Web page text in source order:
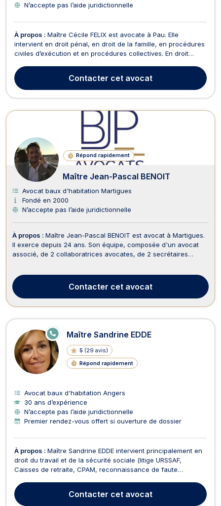
N’accepte pas l’aide juridictionnelle
À propos : Maître Cécile FELIX est avocate à Pau. Elle
intervient en droit pénal, en droit de la famille, en procédures
civiles d’exécution et en procédures collectives. En droit
en cas d’infractions pénales comme des contraventions, des
délits et des crimes. Que vous soyez vict...
Contacter cet avocat
Répond rapidement
Maître Jean-Pascal BENOIT
Avocat baux d'habitation Martigues
Fondé en 2000
N’accepte pas l’aide juridictionnelle
À propos : Maître Jean-Pascal BENOIT est avocat à Martigues.
Il exerce depuis 24 ans. Son équipe, composée d'un avocat
associé, de 2 collaboratrices avocates, de 2 secrétaires
de la famille, en droit pénal...
Contacter cet avocat
Maître Sandrine EDDE
5 (29 avis)
Répond rapidement
E
N
LI
G
N
E
Avocat baux d'habitation Angers
30 ans d’expérience
N’accepte pas l’aide juridictionnelle
Premier rendez-vous offert si ouverture de dossier
À propos : Maître Sandrine EDDE intervient principalement en
droit du travail et de la sécurité sociale (litige URSSAF,
Caisses de retraite, CPAM, reconnaissance de faute
et de la sécurité sociale, Maître Sandrine EDDE vous conseille
dans la rédaction des contrats de trava...
Contacter cet avocat